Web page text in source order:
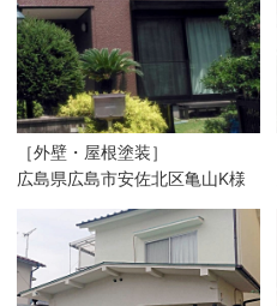
［外壁・屋根塗装］
広島県広島市安佐北区亀山K様